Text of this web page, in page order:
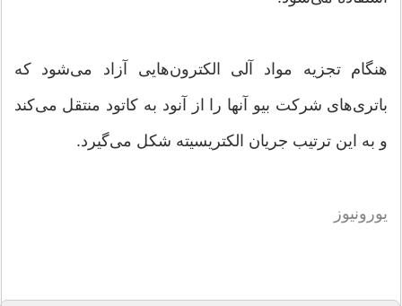
هنگام تجزیه مواد آلی الکترون‌هایی آزاد می‌شود که
باتری‌های شرکت بیو آنها را از آنود به کاتود منتقل می‌کند
و به این ترتیب جریان الکتریسیته شکل می‌گیرد.
یورونیوز